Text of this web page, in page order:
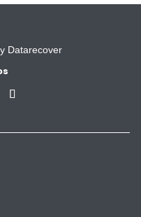
Datarecover